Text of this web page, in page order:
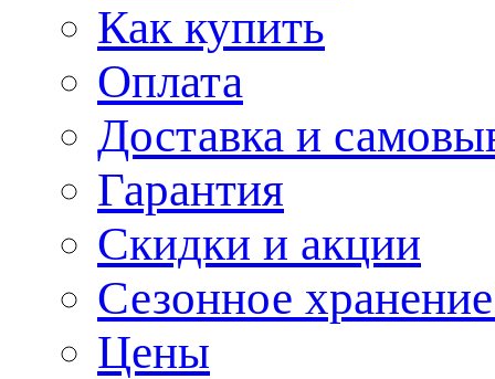
Как купить
Оплата
Доставка и
Гарантия
Скидки и акции
Сезонное
Цены